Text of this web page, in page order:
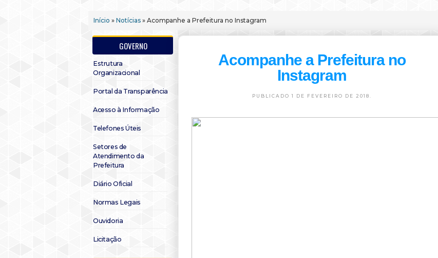
Início » Notícias » Acompanhe a Prefeitura no Instagram
GOVERNO
Estrutura
Organizacional
Portal da Transparência
Acesso à Informação
Telefones Úteis
Setores de
Atendimento da
Prefeitura
Diário Oficial
Normas Legais
Ouvidoria
Licitação
Acompanhe a Prefeitura no
Instagram
PUBLICADO 1 DE FEVEREIRO DE 2018.